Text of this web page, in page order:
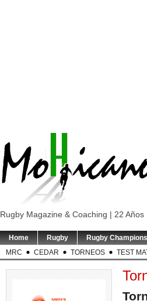
Rugby Magazine & Coaching | 22 Años
Home Rugby Rugby
MRC
CEDAR TORNEOS TEST